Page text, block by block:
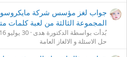
المجموعة الثالثة من لعبة كلمات
بُدأت بواسطة الدكتورة هدى 30 يوليو 2016
حل الاسئلة و الالغاز العامة